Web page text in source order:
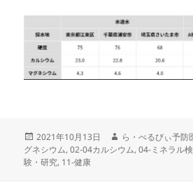
投
稿
日:
2021年10月13日
作
成
ら・べるびぃ予防
グネシウム,02-04カルシウム,04-ミネラル
験・研究, 11-健康